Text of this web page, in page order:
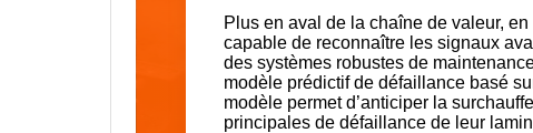
Plus en aval de la chaîne de valeur,
capable de reconnaître les signaux
des systèmes robustes de
modèle prédictif de défaillance basé
modèle permet d’anticiper la
principales de défaillance de leur